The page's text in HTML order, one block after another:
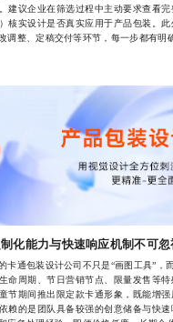
建议企业在筛选过程中主动要求查看
核实设计是否真实应用于产品包装。
调整、定稿交付等环节，每一步都有明
制化能力与快速响应机制不可忽
通包装设计公司不只是“画图工具”，
命周期、节日营销节点、限量发售等
节期间推出限定款卡通形象，既能增
赖的是团队具备较强的创意储备与快